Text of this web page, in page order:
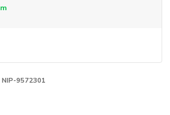
NIP-9572301